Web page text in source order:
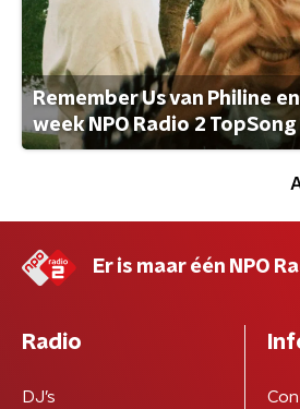
Remember Us van Philine
week NPO Radio 2 TopSong
Er is maar één NPO
Radio
DJ’s